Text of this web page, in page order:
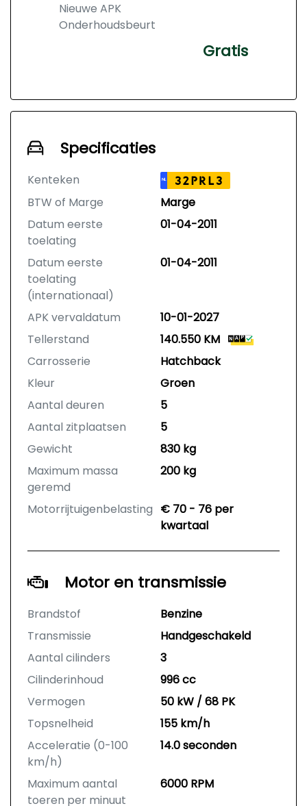
Nieuwe APK
Onderhoudsbeurt
Gratis
Specificaties
Kenteken NL 32PRL3
BTW of Marge
Marge
Datum eerste
toelating
01-04-2011
Datum eerste
toelating
(internationaal)
01-04-2011
APK vervaldatum
10-01-2027
Tellerstand
140.550 KM
Carrosserie
Hatchback
Kleur
Groen
Aantal deuren
5
Aantal zitplaatsen
5
Gewicht
830 kg
Maximum massa
geremd
200 kg
Motorrijtuigenbelasting € 70 - 76 per
kwartaal
Motor en transmissie
Brandstof
Benzine
Transmissie
Handgeschakeld
Aantal cilinders
3
Cilinderinhoud
996 cc
Vermogen
50 kW / 68 PK
Topsnelheid
155 km/h
Acceleratie (0-100
km/h)
14.0 seconden
Maximum aantal
toeren per minuut
6000 RPM